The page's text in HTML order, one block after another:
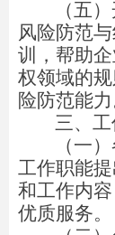
（五
风险防范
训，帮助
权领域的
险防范能力
三、
（一
工作职能
和工作内
优质服务。